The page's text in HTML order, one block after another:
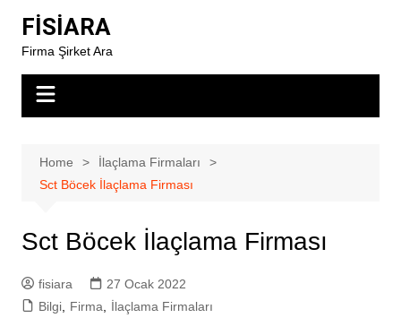
content
FİSİARA
Firma Şirket Ara
Home
İlaçlama Firmaları
Sct Böcek İlaçlama Firması
Sct Böcek İlaçlama Firması
fisiara
27 Ocak 2022
Bilgi, Firma İlaçlama Firmaları